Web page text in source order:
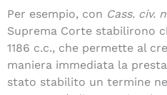
Per esempio, con Cass. civ.
Suprema Corte stabilirono
1186 c.c., che permette al
maniera immediata la
stato stabilito un termine